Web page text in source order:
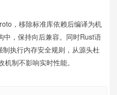
，移除标准库依赖后编译为机
中，保持向后兼容。同时Rust语
执行内存安全规则，从源头杜
制不影响实时性能。